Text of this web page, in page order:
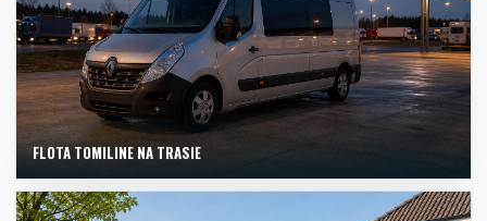
FLOTA TOMILINE NA TRASIE